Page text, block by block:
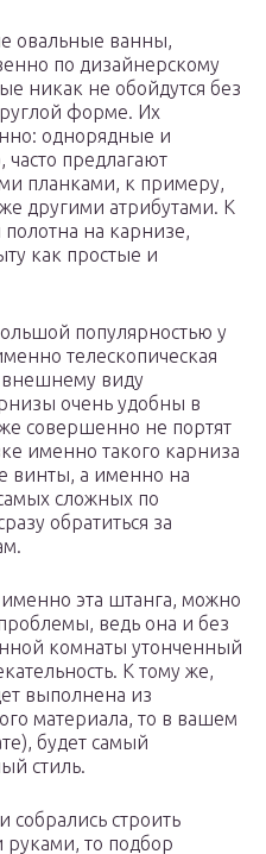
овальные ванны,
по дизайнерскому
никак не обойдутся без
форме. Их
однорядные и
предлагают
планками, к примеру,
другими атрибутами. К
на карнизе,
как простые и
популярностью у
телескопическая
внешнему виду
очень удобны в
совершенно не портят
именно такого карниза
винты, а именно на
сложных по
обратиться за
именно эта штанга, можно
ведь она и без
комнаты утонченный
К тому же,
выполнена из
материала, то в вашем
будет самый
стиль.
строить
руками, то подбор